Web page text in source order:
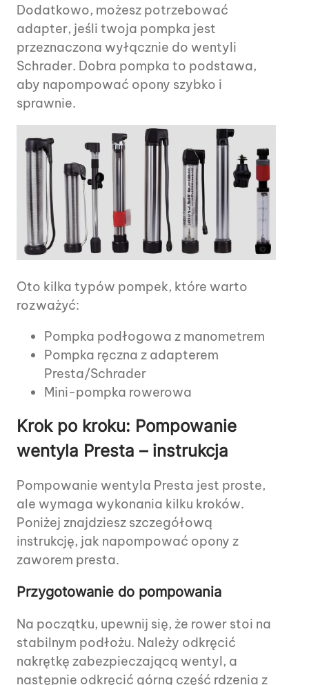
Dodatkowo, możesz potrzebować
adapter, jeśli twoja pompka jest
przeznaczona wyłącznie do wentyli
Schrader. Dobra pompka to podstawa,
aby napompować opony szybko i
sprawnie.
Oto kilka typów pompek, które warto
rozważyć:
Pompka podłogowa z manometrem
Pompka ręczna z adapterem
Presta/Schrader
Mini-pompka rowerowa
Krok po kroku: Pompowanie
wentyla Presta – instrukcja
Pompowanie wentyla Presta jest proste,
ale wymaga wykonania kilku kroków.
Poniżej znajdziesz szczegółową
instrukcję, jak napompować opony z
zaworem presta.
Przygotowanie do pompowania
Na początku, upewnij się, że rower stoi na
stabilnym podłożu. Należy odkręcić
nakrętkę zabezpieczającą wentyl, a
następnie odkręcić górną część rdzenia z